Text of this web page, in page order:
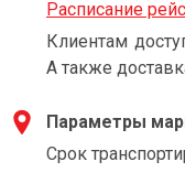
Расписание
Клиентам
А также
Параметры
Срок